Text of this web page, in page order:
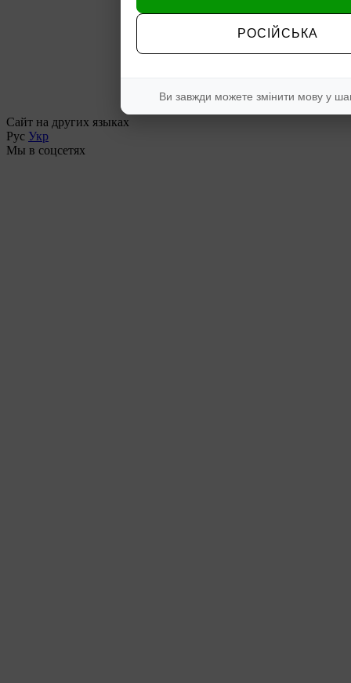
Сайт на других языках
Рус Укр
Мы в соцсетях
РОСІЙСЬКА
Ви завжди можете змінити мову у